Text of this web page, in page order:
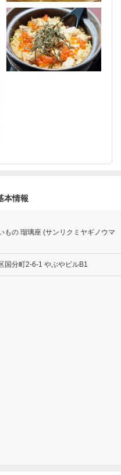
本情報
もの 瑠璃座 (サンリクミヤギノウマ
国分町2-6-1 やぶやビルB1